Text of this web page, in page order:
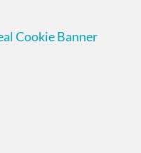
Cookie Banner